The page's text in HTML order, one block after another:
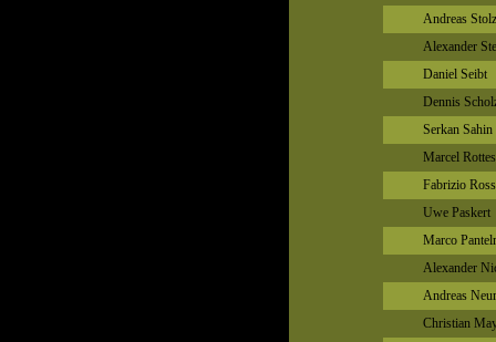
Andreas Stolz
Alexander
Daniel Seibt
Dennis
Serkan Sahin
Marcel Rottes
Fabrizio
Uwe Paskert
Marco
Alexander
Andreas
Christian